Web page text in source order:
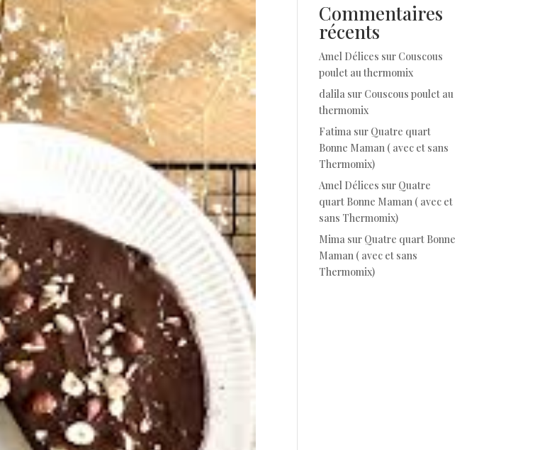
Commentaires
récents
Amel Délices sur Couscous
poulet au thermomix
dalila sur Couscous poulet au
thermomix
Fatima sur Quatre quart
Bonne Maman ( avec et sans
Thermomix)
Amel Délices sur Quatre
quart Bonne Maman ( avec et
sans Thermomix)
Mima sur Quatre quart Bonne
Maman ( avec et sans
Thermomix)